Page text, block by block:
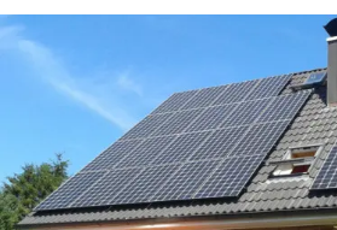
PV-System auf